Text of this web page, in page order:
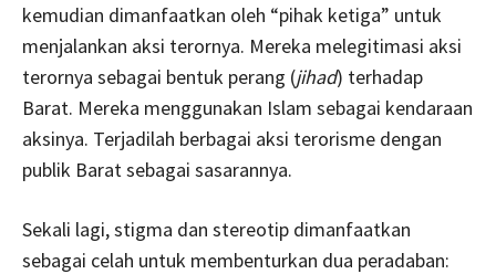
kemudian dimanfaatkan oleh “pihak ketiga” untuk
menjalankan aksi terornya. Mereka melegitimasi aksi
terornya sebagai bentuk perang (jihad) terhadap
Barat. Mereka menggunakan Islam sebagai kendaraan
aksinya. Terjadilah berbagai aksi terorisme dengan
publik Barat sebagai sasarannya.
Sekali lagi, stigma dan stereotip dimanfaatkan
sebagai celah untuk membenturkan dua peradaban: